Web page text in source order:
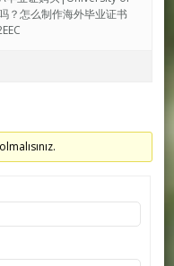
？怎么制作海外毕业证书